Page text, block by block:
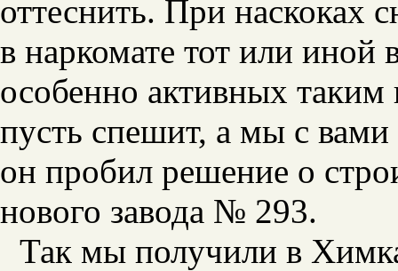
оттеснить. При наскоках
в наркомате тот или
особенно активных
пусть спешит, а мы с
он пробил решение о
нового завода № 293.
Так мы получили в